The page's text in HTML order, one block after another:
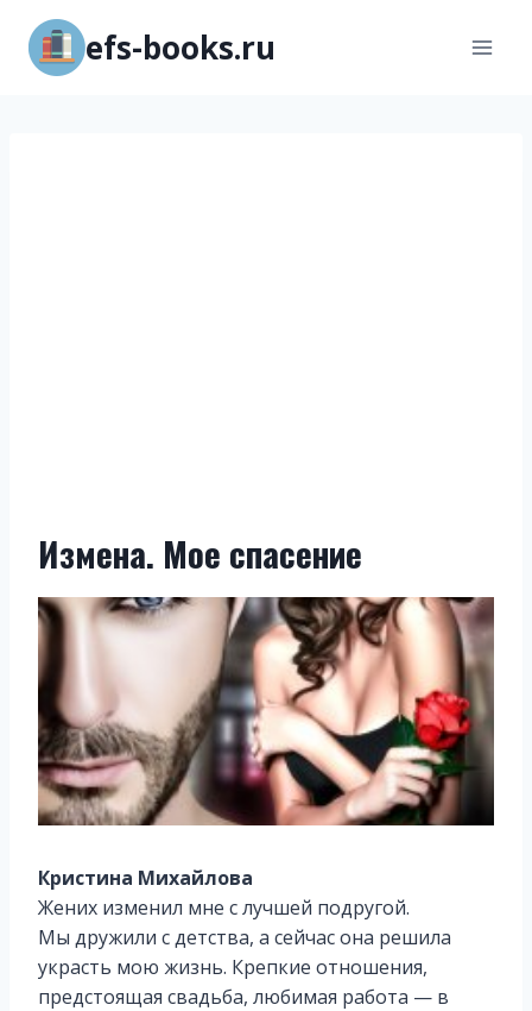
Перейти
содержимому
efs-books.ru
Измена. Мое спасение
Кристина Михайлова
Жених изменил мне с лучшей подругой.
Мы дружили с детства, а сейчас она решила
украсть мою жизнь. Крепкие отношения,
предстоящая свадьба, любимая работа — в